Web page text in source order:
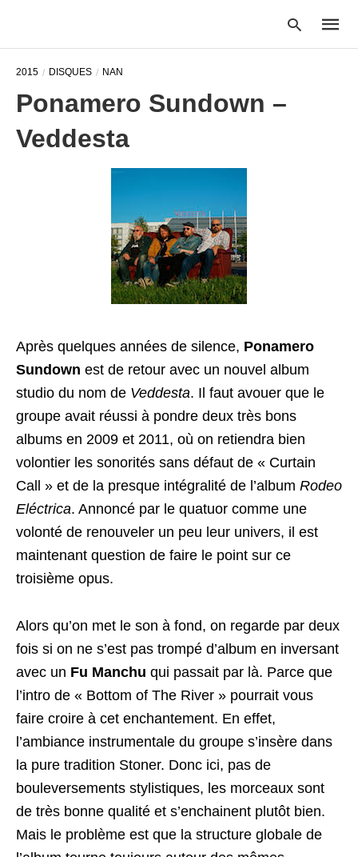
2015 DISQUES NAN
Ponamero Sundown –
Veddesta
Après quelques années de silence, Ponamero
Sundown est de retour avec un nouvel album
studio du nom de Veddesta. Il faut avouer que le
groupe avait réussi à pondre deux très bons
albums en 2009 et 2011, où on retiendra bien
volontier les sonorités sans défaut de « Curtain
Call » et de la presque intégralité de l’album Rodeo
Eléctrica. Annoncé par le quatuor comme une
volonté de renouveler un peu leur univers, il est
maintenant question de faire le point sur ce
troisième opus.
Alors qu’on met le son à fond, on regarde par deux
fois si on ne s’est pas trompé d’album en inversant
avec un Fu Manchu qui passait par là. Parce que
l’intro de « Bottom of The River » pourrait vous
faire croire à cet enchantement. En effet,
l’ambiance instrumentale du groupe s’insère dans
la pure tradition Stoner. Donc ici, pas de
bouleversements stylistiques, les morceaux sont
de très bonne qualité et s’enchainent plutôt bien.
Mais le problème est que la structure globale de